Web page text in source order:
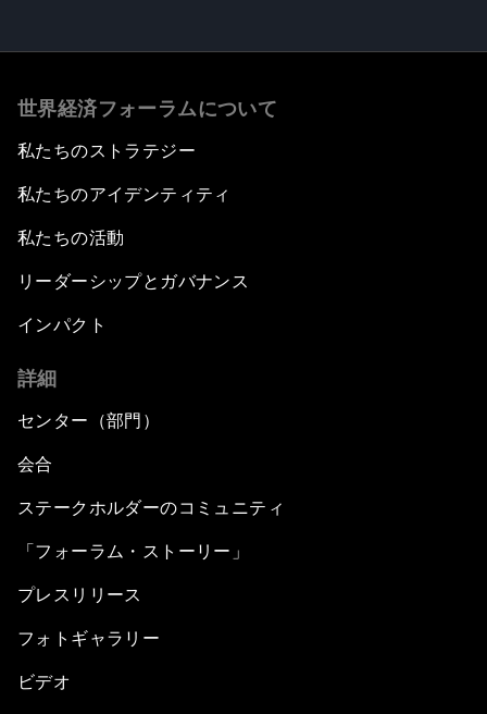
世界経済フォーラムについて
私たちのストラテジー
私たちのアイデンティティ
私たちの活動
リーダーシップとガバナンス
インパクト
詳細
センター（部門）
会合
ステークホルダーのコミュニティ
「フォーラム・ストーリー」
プレスリリース
フォトギャラリー
ビデオ